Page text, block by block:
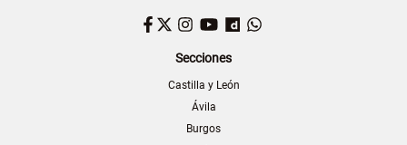
Facebook
TwitterInstagram
YouTubeDailymotion
Secciones
Castilla y León
Ávila
Burgos